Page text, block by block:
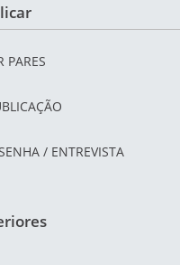
PARES
/ ENTREVISTA